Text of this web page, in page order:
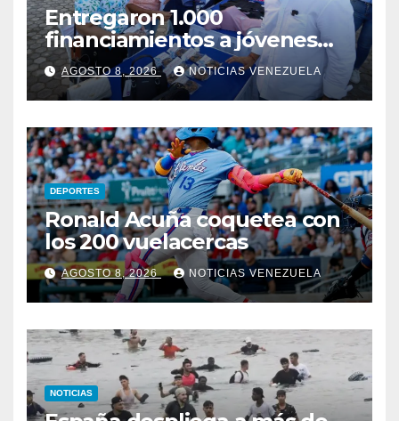
Entregaron 1.000
financiamientos a jóvenes
empresarios en Monagas
AGOSTO 8, 2026 NOTICIAS VENEZUELA
DEPORTES
Ronald Acuña coquetea con
los 200 vuelacercas
AGOSTO 8, 2026 NOTICIAS VENEZUELA
NOTICIAS